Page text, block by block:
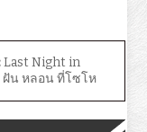
Last Night in
ฝัน หลอน ที่โซโห